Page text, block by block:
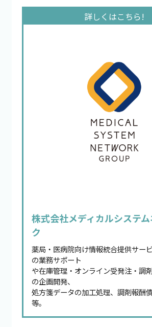
株式会社メディカルシステ
ク
薬局・医病院向け情報統合提供サー
の業務サポート
や在庫管理・オンライン受発注・調
の企画開発、
処方箋データの加工処理、調剤報酬
等。